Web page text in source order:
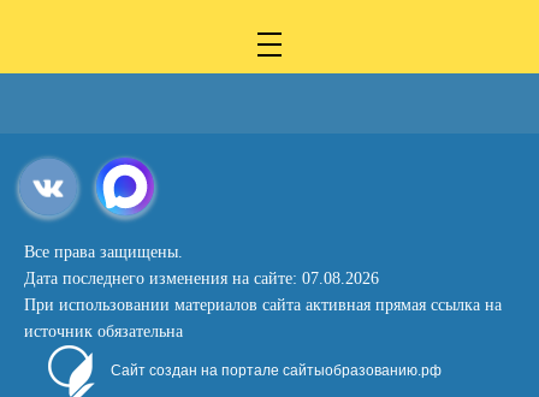
Все права защищены.
Дата последнего изменения на сайте: 07.08.2026
При использовании материалов сайта активная прямая ссылка на
источник обязательна
Сайт создан на портале сайтыобразованию.рф